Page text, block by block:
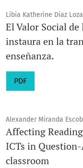
Libia Katherine Diaz
El Valor Social
instaura en la
enseñanza.
PDF
Alexander Miranda
Affecting
ICTs in
classroom